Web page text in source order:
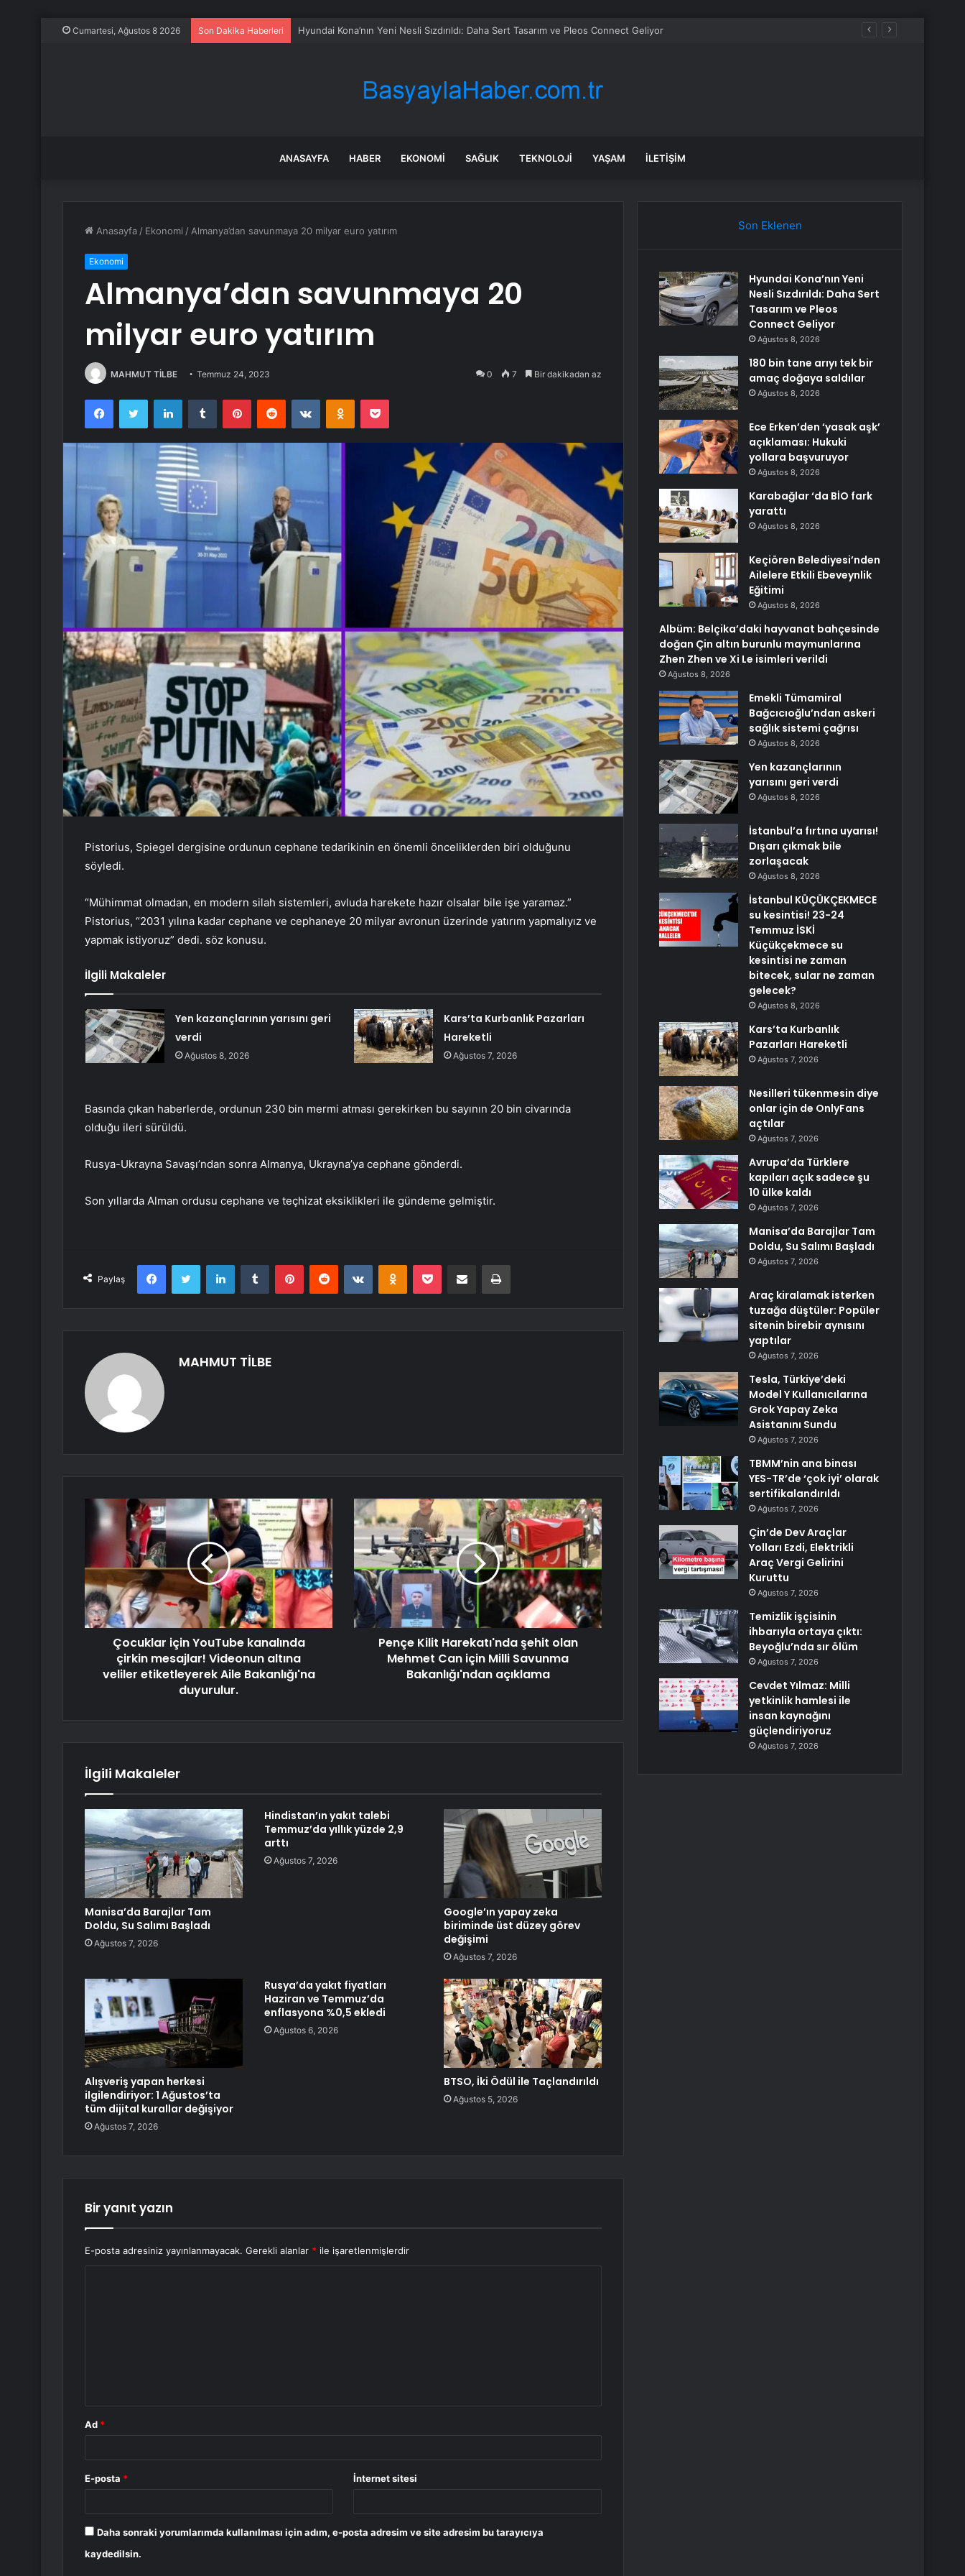
Cumartesi, Ağustos 8 2026 Son Dakika Haberleri 180 bin tane arıyı tek bir amaç doğaya saldılar
ANASAYFA HABER EKONOMI SAĞLIK TEKNOLOJI YAŞAM İLETIŞIM
Anasayfa / Ekonomi / Almanya’dan savunmaya 20 milyar euro yatırım
Ekonomi
Almanya’dan savunmaya 20
milyar euro yatırım
MAHMUT TİLBE Temmuz 24, 2023 0 7 Bir dakikadan az
FacebookTwitter LinkedInTumblr PinterestReddit VKontakteOdnoklassniki
Pocket
Pistorius, Spiegel dergisine ordunun cephane tedarikinin en önemli önceliklerden biri olduğunu
söyledi.
“Mühimmat olmadan, en modern silah sistemleri, avluda harekete hazır olsalar bile işe yaramaz.”
Pistorius, “2031 yılına kadar cephane ve cephaneye 20 milyar avronun üzerinde yatırım yapmalıyız ve
yapmak istiyoruz” dedi. söz konusu.
İlgili Makaleler
Yen kazançlarının yarısını geri
verdi
Ağustos 8, 2026
Kars’ta Kurbanlık Pazarları
Hareketli
Ağustos 7, 2026
Basında çıkan haberlerde, ordunun 230 bin mermi atması gerekirken bu sayının 20 bin civarında
olduğu ileri sürüldü.
Rusya-Ukrayna Savaşı’ndan sonra Almanya, Ukrayna’ya cephane gönderdi.
Son yıllarda Alman ordusu cephane ve teçhizat eksiklikleri ile gündeme gelmiştir.
Paylaş
FacebookTwitter LinkedInTumblr PinterestReddit VKontakteOdnoklassniki
Pocket E-Posta ile paylaş Yazdır
MAHMUT TİLBE
Çocuklar için YouTube kanalında
çirkin mesajlar! Videonun altına
veliler etiketleyerek Aile Bakanlığı'na
duyurulur.
Pençe Kilit Harekatı'nda şehit olan
Mehmet Can için Milli Savunma
Bakanlığı'ndan açıklama
İlgili Makaleler
Manisa’da Barajlar Tam
Doldu, Su Salımı Başladı
Ağustos 7, 2026
Hindistan’ın yakıt talebi
Temmuz’da yıllık yüzde 2,9
arttı
Ağustos 7, 2026
Google’ın yapay zeka
biriminde üst düzey görev
değişimi
Ağustos 7, 2026
Alışveriş yapan herkesi
ilgilendiriyor: 1 Ağustos’ta
tüm dijital kurallar değişiyor
Ağustos 7, 2026
Rusya’da yakıt fiyatları
Haziran ve Temmuz’da
enflasyona %0,5 ekledi
Ağustos 6, 2026
BTSO, İki Ödül ile Taçlandırıldı
Ağustos 5, 2026
Bir yanıt yazın
E-posta adresiniz yayınlanmayacak. Gerekli alanlar * ile işaretlenmişlerdir
Ad *
E-posta * İnternet sitesi
Daha sonraki yorumlarımda kullanılması için adım, e-posta adresim ve site adresim bu tarayıcıya
kaydedilsin.
Son Eklenen
Hyundai Kona’nın Yeni
Nesli Sızdırıldı: Daha Sert
Tasarım ve Pleos
Connect Geliyor
Ağustos 8, 2026
180 bin tane arıyı tek bir
amaç doğaya saldılar
Ağustos 8, 2026
Ece Erken’den ‘yasak aşk’
açıklaması: Hukuki
yollara başvuruyor
Ağustos 8, 2026
Karabağlar ‘da BİO fark
yarattı
Ağustos 8, 2026
Keçiören Belediyesi’nden
Ailelere Etkili Ebeveynlik
Eğitimi
Ağustos 8, 2026
Albüm: Belçika’daki hayvanat bahçesinde
doğan Çin altın burunlu maymunlarına
Zhen Zhen ve Xi Le isimleri verildi
Ağustos 8, 2026
Emekli Tümamiral
Bağcıcıoğlu’ndan askeri
sağlık sistemi çağrısı
Ağustos 8, 2026
Yen kazançlarının
yarısını geri verdi
Ağustos 8, 2026
İstanbul’a fırtına uyarısı!
Dışarı çıkmak bile
zorlaşacak
Ağustos 8, 2026
İstanbul KÜÇÜKÇEKMECE
su kesintisi! 23-24
Temmuz İSKİ
Küçükçekmece su
kesintisi ne zaman
bitecek, sular ne zaman
gelecek?
Ağustos 8, 2026
Kars’ta Kurbanlık
Pazarları Hareketli
Ağustos 7, 2026
Nesilleri tükenmesin diye
onlar için de OnlyFans
açtılar
Ağustos 7, 2026
Avrupa’da Türklere
kapıları açık sadece şu
10 ülke kaldı
Ağustos 7, 2026
Manisa’da Barajlar Tam
Doldu, Su Salımı Başladı
Ağustos 7, 2026
Araç kiralamak isterken
tuzağa düştüler: Popüler
sitenin birebir aynısını
yaptılar
Ağustos 7, 2026
Tesla, Türkiye’deki
Model Y Kullanıcılarına
Grok Yapay Zeka
Asistanını Sundu
Ağustos 7, 2026
TBMM’nin ana binası
YES-TR’de ‘çok iyi’ olarak
sertifikalandırıldı
Ağustos 7, 2026
Çin’de Dev Araçlar
Yolları Ezdi, Elektrikli
Araç Vergi Gelirini
Kuruttu
Ağustos 7, 2026
Temizlik işçisinin
ihbarıyla ortaya çıktı:
Beyoğlu’nda sır ölüm
Ağustos 7, 2026
Cevdet Yılmaz: Milli
yetkinlik hamlesi ile
insan kaynağını
güçlendiriyoruz
Ağustos 7, 2026